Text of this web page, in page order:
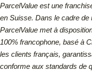
ParcelValue est une
en Suisse. Dans le cadre de
ParcelValue met à
100% francophone, basé à
les clients français,
conforme aux standards de